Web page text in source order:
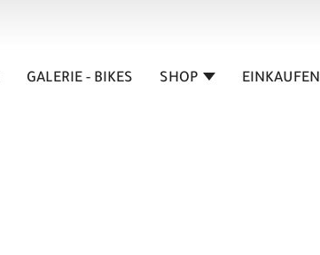
GALERIE - BIKES SHOP EINKAUFEN